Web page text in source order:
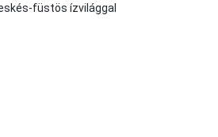
füstös ízvilággal